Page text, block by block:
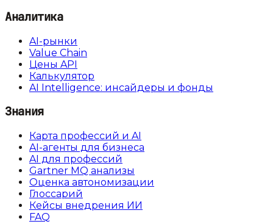
Аналитика
AI-рынки
Value Chain
Цены API
Калькулятор
AI Intelligence: инсайдеры и фонды
Знания
Карта профессий и AI
AI-агенты для бизнеса
AI для профессий
Gartner MQ анализы
Оценка автономизации
Глоссарий
Кейсы внедрения ИИ
FAQ